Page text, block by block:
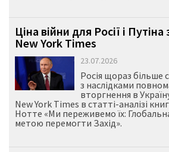
Ціна війни для Росії і
New York Times
23.07.2026
Росія щораз більше
з наслідками
вторгнення в
New York Times в статті-аналізі
Нотте «Ми переживемо їх:
метою перемогти Захід».